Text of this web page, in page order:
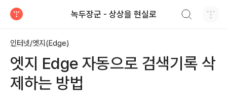
녹두장군 - 상상을 현실로
인터넷/엣지(Edge)
엣지 Edge 자동으로 검색기록 삭
제하는 방법